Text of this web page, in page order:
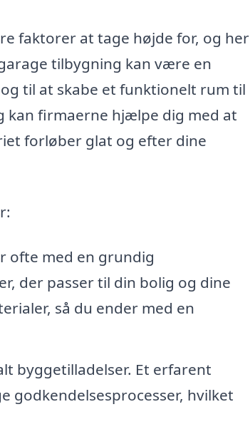
faktorer at tage højde for, og her
tilbygning kan være en
til at skabe et funktionelt rum til
kan firmaerne hjælpe dig med at
forløber glat og efter dine
ofte med en grundig
der passer til din bolig og dine
så du ender med en
byggetilladelser. Et erfarent
godkendelsesprocesser, hvilket